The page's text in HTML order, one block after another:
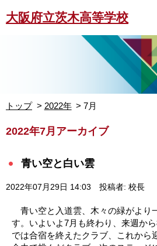
大阪府立茨木高等学校
トップ 2022年 7月
2022年7月アーカイブ
青い空と白い雲
2022年07月29日 14:03 投稿者: 校長
青い空と入道雲、木々の緑がより
す。いよいよ7月も終わり、来週か
では合宿を終えたクラブ、これから